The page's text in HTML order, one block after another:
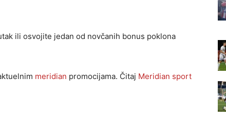
ili osvojite jedan od novčanih bonus poklona
meridian promocijama. Čitaj Meridian sport